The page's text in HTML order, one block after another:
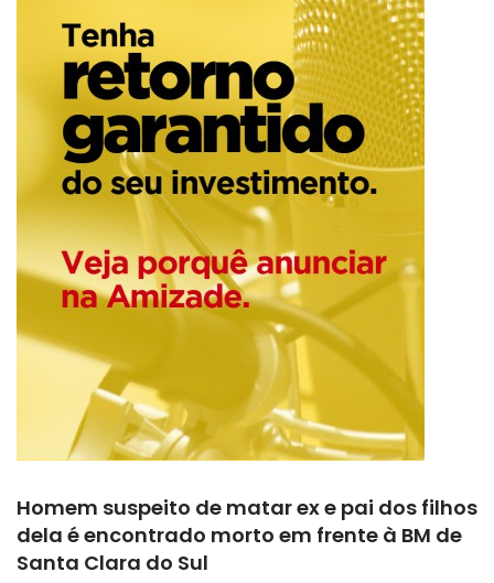
Homem suspeito de matar ex e pai dos filhos
dela é encontrado morto em frente à BM de
Santa Clara do Sul